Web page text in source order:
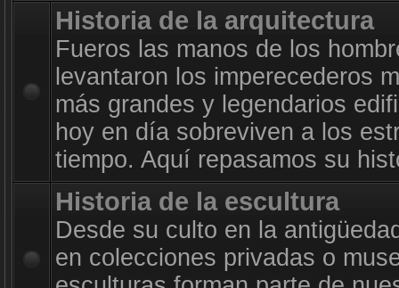
Historia de la arquitectura
Fueros las manos de los
levantaron los imperecederos
más grandes y legendarios
hoy en día sobreviven a los
tiempo. Aquí repasamos su
Historia de la escultura
Desde su culto en la
en colecciones privadas o